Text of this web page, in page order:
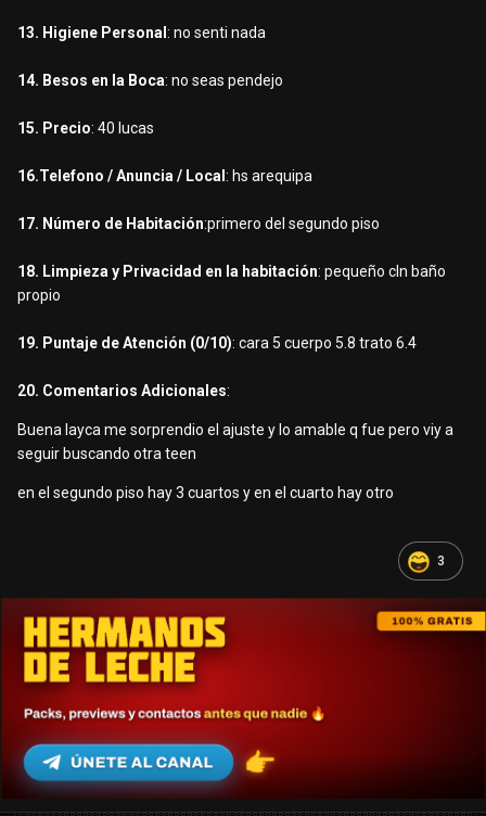
13. Higiene Personal : no senti nada
14. Besos en la Boca: no seas pendejo
15. Precio: 40 lucas
16.Telefono / Anuncia / Local : hs arequipa
17. Número de Habitación:primero del segundo piso
18. Limpieza y Privacidad en la habitación: pequeño cln baño
propio
19. Puntaje de Atención (0/10): cara 5 cuerpo 5.8 trato 6.4
20. Comentarios Adicionales:
Buena layca me sorprendio el ajuste y lo amable q fue pero viy a
seguir buscando otra teen
en el segundo piso hay 3 cuartos y en el cuarto hay otro
3